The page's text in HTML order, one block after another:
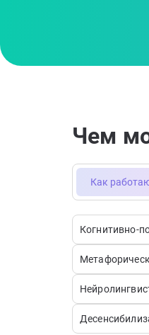
Чем
Как
Когнитивно-